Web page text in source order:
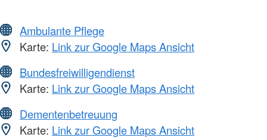
Ambulante Pflege
Karte: Link zur Google Maps Ansicht
Bundesfreiwilligendienst
Karte: Link zur Google Maps Ansicht
Dementenbetreuung
Karte: Link zur Google Maps Ansicht